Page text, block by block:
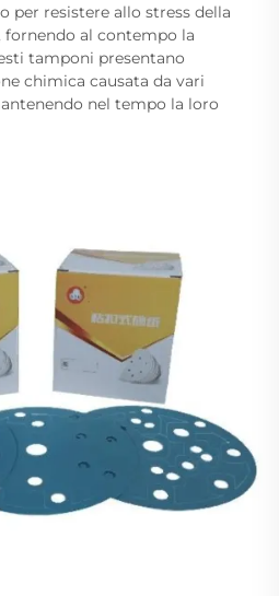
resistere allo stress della
fornendo al contempo la
tamponi presentano
chimica causata da vari
nel tempo la loro